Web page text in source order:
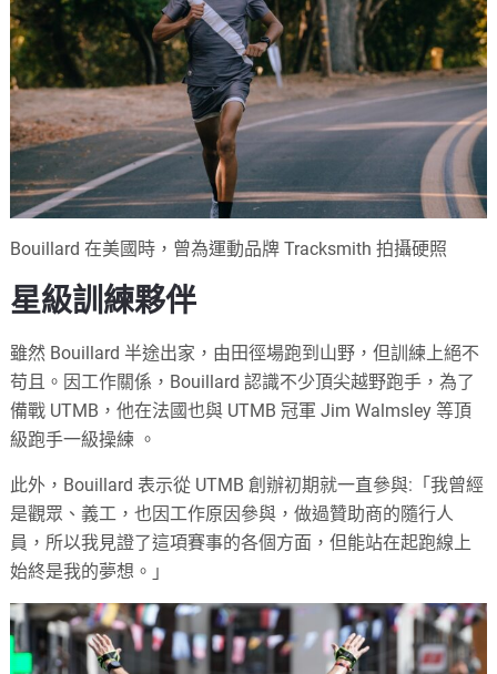
Bouillard 在美國時，曾為運動品牌 Tracksmith 拍攝硬照
星級訓練夥伴
雖然 Bouillard 半途出家，由田徑場跑到山野，但訓練上絕不
苟且。因工作關係，Bouillard 認識不少頂尖越野跑手，為了
備戰 UTMB，他在法國也與 UTMB 冠軍 Jim Walmsley 等頂
級跑手一級操練 。
此外，Bouillard 表示從 UTMB 創辦初期就一直參與:「我曾經
是觀眾、義工，也因工作原因參與，做過贊助商的隨行人
員，所以我見證了這項賽事的各個方面，但能站在起跑線上
始終是我的夢想。」